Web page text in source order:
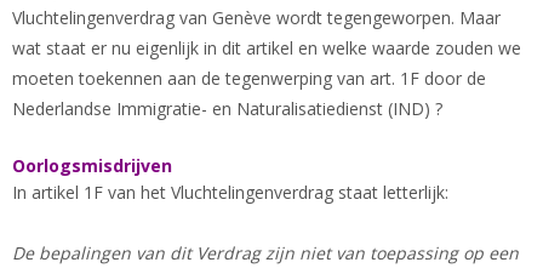
Vluchtelingenverdrag van Genève wordt tegengeworpen. Maar
wat staat er nu eigenlijk in dit artikel en welke waarde zouden we
moeten toekennen aan de tegenwerping van art. 1F door de
Nederlandse Immigratie- en Naturalisatiedienst (IND) ?
Oorlogsmisdrijven
In artikel 1F van het Vluchtelingenverdrag staat letterlijk:
De bepalingen van dit Verdrag zijn niet van toepassing op een